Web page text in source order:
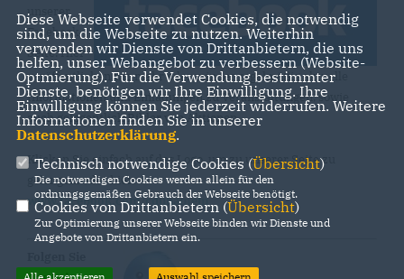
unserer
Facebook-
Seite. Hier
veröffentlichen wir mehr oder minder regelmäßig aktuelle
Informationen und Einladungen zu Veranstaltungen, sowie
auch gelegentlich Bilder von Aktionen.
Klicken Sie einfach auf das Logo, um zu unserer Seite zu
gelangen, oder hier:
www.facebook.com/cduhameln
Diese Webseite verwendet Cookies, die notwendig
sind, um die Webseite zu nutzen. Weiterhin
verwenden wir Dienste von Drittanbietern, die uns
helfen, unser Webangebot zu verbessern (Website-
Optmierung). Für die Verwendung bestimmter
Dienste, benötigen wir Ihre Einwilligung. Ihre
Einwilligung können Sie jederzeit widerrufen. Weitere
Informationen finden Sie in unserer
Datenschutzerklärung.
Technisch notwendige Cookies (Übersicht)
Die notwendigen Cookies werden allein für den
ordnungsgemäßen Gebrauch der Webseite benötigt.
Cookies von Drittanbietern (Übersicht)
Zur Optimierung unserer Webseite binden wir Dienste und
Angebote von Drittanbietern ein.